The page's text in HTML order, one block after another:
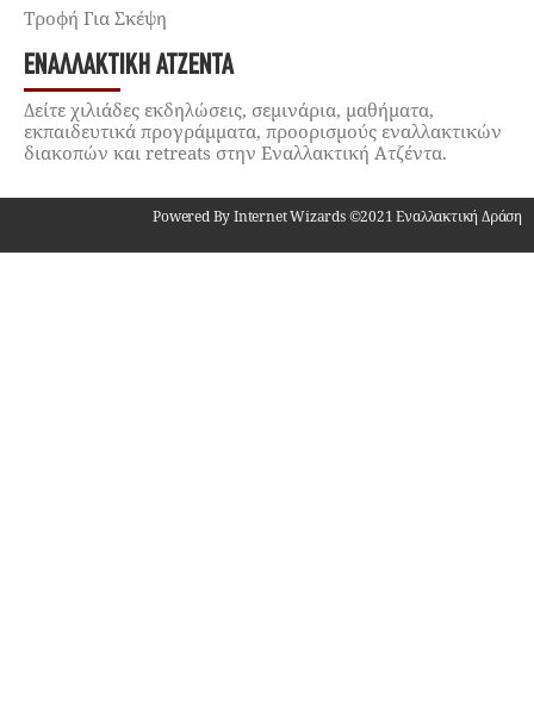
Τροφή Για Σκέψη
ΕΝΑΛΛΑΚΤΙΚΉ ΑΤΖΈΝΤΑ
Δείτε χιλιάδες εκδηλώσεις, σεμινάρια, μαθήματα,
εκπαιδευτικά προγράμματα, προορισμούς εναλλακτικών
διακοπών και retreats στην Εναλλακτική Ατζέντα.
Powered By Internet Wizards ©2021 Εναλλακτική Δράση